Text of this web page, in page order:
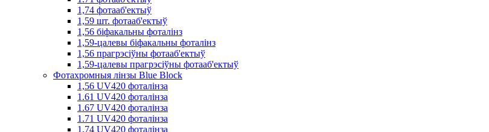
1,74 фотааб'ектыў
1,59 шт. фотааб'ектыў
1,56 біфакальны фоталінз
1,59-цалевы біфакальны фоталінз
1,56 прагрэсіўны фотааб'ектыў
1,59-цалевы прагрэсіўны фотааб'ектыў
Фотахромныя лінзы Blue Block
1,56 UV420 фоталінза
1.61 UV420 фоталінза
1.67 UV420 фоталінза
1.71 UV420 фоталінза
1.74 UV420 фоталінза